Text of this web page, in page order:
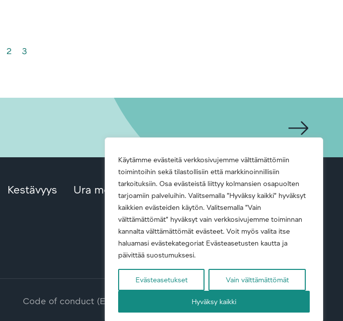
Käytämme evästeitä verkkosivujemme välttämättömiin
toimintoihin sekä tilastollisiin että markkinoinnillisiin
tarkoituksiin. Osa evästeistä liittyy kolmansien osapuolten
tarjoamiin palveluihin. Valitsemalla ”Hyväksy kaikki” hyväksyt
kaikkien evästeiden käytön. Valitsemalla ”Vain
välttämättömät” hyväksyt vain verkkosivujemme toiminnan
kannalta välttämättömät evästeet. Voit myös valita itse
haluamasi evästekategoriat Evästeasetusten kautta ja
päivittää suostumuksesi.
Evästeasetukset Vain välttämättömät
Hyväksy kaikki
2 3
Kestävyys Ura meillä Tietoa meistä Uutiset ja media
Code of conduct (English) Yritysvastuupolitiikka|Tietosuojaseloste